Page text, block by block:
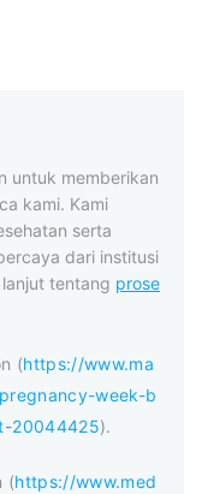
untuk memberikan
kami. Kami
serta
dari institusi
tentang prose
(https://www.ma
week-b
20044425).
(https://www.med